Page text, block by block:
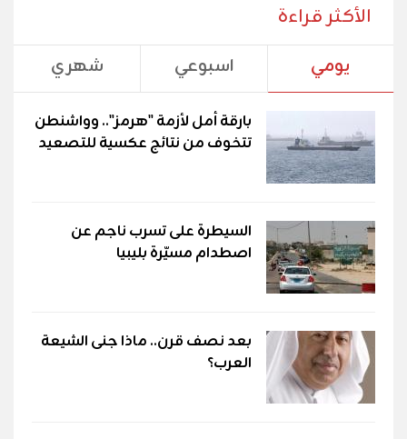
الأكثر قراءة
يومي اسبوعي شهري
بارقة أمل لأزمة "هرمز".. وواشنطن
تتخوف من نتائج عكسية للتصعيد
السيطرة على تسرب ناجم عن
اصطدام مسيّرة بليبيا
بعد نصف قرن.. ماذا جنى الشيعة
العرب؟